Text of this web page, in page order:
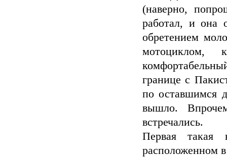
(наверно,
работал, и она
обретением
границе с
по оставшимся
вышло.
встречались.
Первая
расположенном